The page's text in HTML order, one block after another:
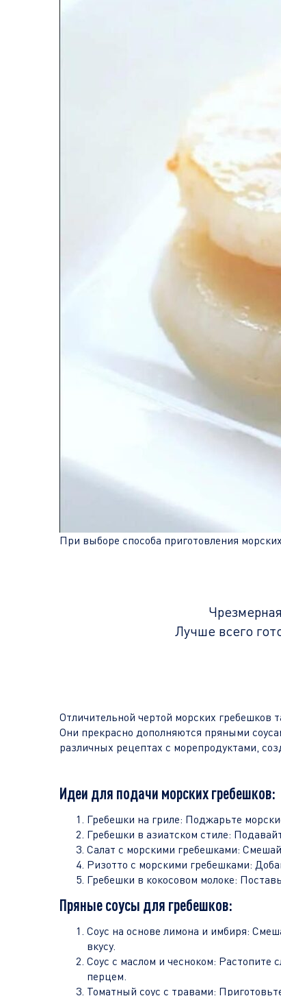
При выборе способа приготовления
Лучше всего
Отличительной чертой морских гребешков
Они прекрасно дополняются пряными
различных рецептах с морепродуктами,
Идеи для подачи морских гребешков:
Гребешки на гриле: Поджарьте
Гребешки в азиатском стиле:
Салат с морскими гребешками:
Ризотто с морскими гребешками:
Гребешки в кокосовом молоке:
Пряные соусы для гребешков:
Соус на основе лимона и имбиря:
вкусу.
Соус с маслом и чесноком:
перцем.
Томатный соус с травами: